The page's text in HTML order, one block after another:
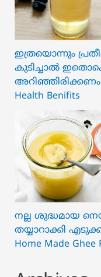
ഇത്രയൊന്നും
കുടിച്ചാൽ
Health Benifits
നല്ല ശുദ്ധമായ
തയ്യാറാക്കി
Home Made Ghee